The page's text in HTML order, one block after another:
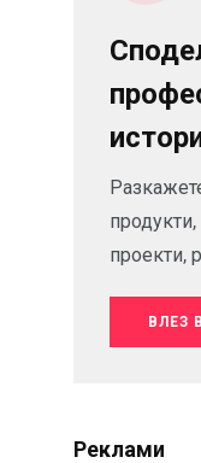
проекти,
ВЛЕЗ
Реклами